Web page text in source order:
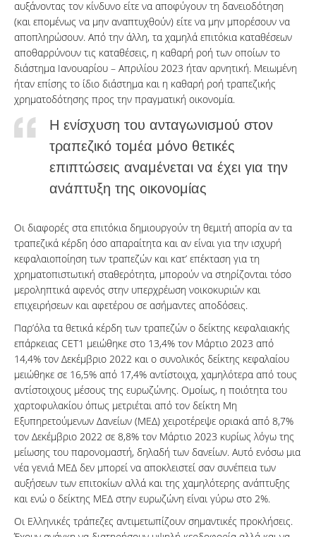
αυξάνοντας τον κίνδυνο είτε να αποφύγουν τη δανειοδότηση
(και επομένως να μην αναπτυχθούν) είτε να μην μπορέσουν να
αποπληρώσουν. Από την άλλη, τα χαμηλά επιτόκια καταθέσεων
αποθαρρύνουν τις καταθέσεις, η καθαρή ροή των οποίων το
διάστημα Ιανουαρίου – Απριλίου 2023 ήταν αρνητική. Μειωμένη
ήταν επίσης το ίδιο διάστημα και η καθαρή ροή τραπεζικής
χρηματοδότησης προς την πραγματική οικονομία.
Η ενίσχυση του ανταγωνισμού στον
τραπεζικό τομέα μόνο θετικές
επιπτώσεις αναμένεται να έχει για την
ανάπτυξη της οικονομίας
Οι διαφορές στα επιτόκια δημιουργούν τη θεμιτή απορία αν τα
τραπεζικά κέρδη όσο απαραίτητα και αν είναι για την ισχυρή
κεφαλαιοποίηση των τραπεζών και κατ’ επέκταση για τη
χρηματοπιστωτική σταθερότητα, μπορούν να στηρίζονται τόσο
μεροληπτικά αφενός στην υπερχρέωση νοικοκυριών και
επιχειρήσεων και αφετέρου σε ασήμαντες αποδόσεις.
Παρ’όλα τα θετικά κέρδη των τραπεζών ο δείκτης κεφαλαιακής
επάρκειας CET1 μειώθηκε στο 13,4% τον Μάρτιο 2023 από
14,4% τον Δεκέμβριο 2022 και ο συνολικός δείκτης κεφαλαίου
μειώθηκε σε 16,5% από 17,4% αντίστοιχα, χαμηλότερα από τους
αντίστοιχους μέσους της ευρωζώνης. Ομοίως, η ποιότητα του
χαρτοφυλακίου όπως μετριέται από τον δείκτη Μη
Εξυπηρετούμενων Δανείων (ΜΕΔ) χειροτέρεψε οριακά από 8,7%
τον Δεκέμβριο 2022 σε 8,8% τον Μάρτιο 2023 κυρίως λόγω της
μείωσης του παρονομαστή, δηλαδή των δανείων. Αυτό ενόσω μια
νέα γενιά ΜΕΔ δεν μπορεί να αποκλειστεί σαν συνέπεια των
αυξήσεων των επιτοκίων αλλά και της χαμηλότερης ανάπτυξης
και ενώ ο δείκτης ΜΕΔ στην ευρωζώνη είναι γύρω στο 2%.
Οι Ελληνικές τράπεζες αντιμετωπίζουν σημαντικές προκλήσεις.